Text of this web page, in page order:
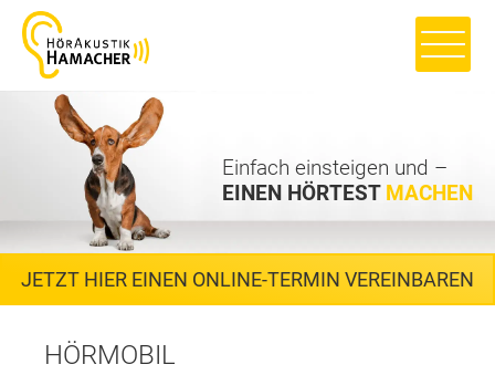
Einfach einsteigen und –
EINEN HÖRTEST MACHEN
JETZT HIER EINEN ONLINE-TERMIN VEREINBAREN
HÖRMOBIL